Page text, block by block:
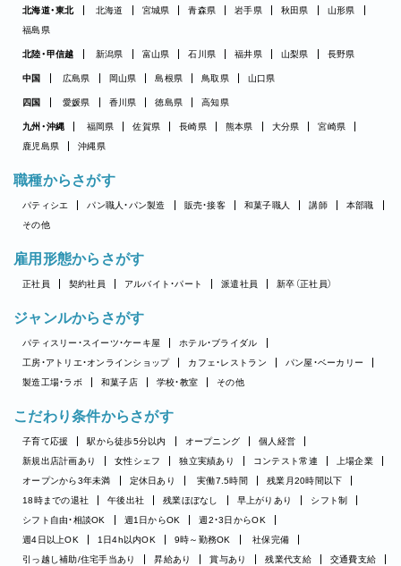
北海道・東北 北海道 宮城県 青森県 岩手県 秋田県
山形県
福島県
北陸・甲信越 新潟県 富山県 石川県 福井県 山梨県 長野県
中国 広島県 岡山県 島根県 鳥取県 山口県
四国 愛媛県 香川県 徳島県 高知県
九州・沖縄 福岡県 佐賀県 長崎県 熊本県 大分県
宮崎県
鹿児島県
沖縄県
職種からさがす
パティシエ パン職人・パン製造 販売・接客 和菓子職人 講師
本部職
その他
雇用形態からさがす
正社員 契約社員 アルバイト・パート 派遣社員 新卒（正社員）
ジャンルからさがす
パティスリー・スイーツ・ケーキ屋
ホテル・ブライダル
工房・アトリエ・オンラインショップ
カフェ・レストラン
パン屋・ベーカリー
製造工場・ラボ
和菓子店 学校・教室 その他
こだわり条件からさがす
子育て応援 駅から徒歩5分以内 オープニング
個人経営
新規出店計画あり
女性シェフ 独立実績あり コンテスト常連
上場企業
オープンから3年未満
定休日あり 実働7.5時間
残業月20時間以下
18時までの退社
午後出社 残業ほぼなし 早上がりあり
シフト制
シフト自由・相談OK
週1日からOK
週2・3日からOK
週4日以上OK
1日4h以内OK 9時～勤務OK
社保完備
引っ越し補助/住宅手当あり
昇給あり 賞与あり 残業代支給
交通費支給